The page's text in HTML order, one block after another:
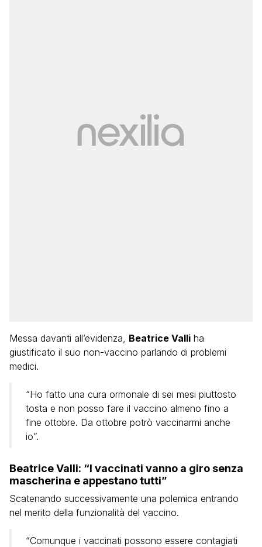
Messa davanti all’evidenza, Beatrice Valli ha
giustificato il suo non-vaccino parlando di problemi
medici.
“Ho fatto una cura ormonale di sei mesi piuttosto
tosta e non posso fare il vaccino almeno fino a
fine ottobre. Da ottobre potrò vaccinarmi anche
io”.
Beatrice Valli: “I vaccinati vanno a giro senza
mascherina e appestano tutti”
Scatenando successivamente una polemica entrando
nel merito della funzionalità del vaccino.
“Comunque i vaccinati possono essere contagiati